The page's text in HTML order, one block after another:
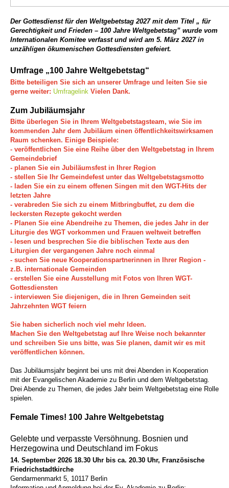
Der Gottesdienst für den Weltgebetstag 2027 mit dem Titel „ für
Gerechtigkeit und Frieden – 100 Jahre Weltgebetstag” wurde vom
Internationalen Komitee verfasst und wird am 5. März 2027 in
unzähligen ökumenischen Gottesdiensten gefeiert.
Umfrage „100 Jahre Weltgebetstag“
Bitte beteiligen Sie sich an unserer Umfrage und leiten Sie sie
gerne weiter: Umfragelink Vielen Dank.
Zum Jubiläumsjahr
Bitte überlegen Sie in Ihrem Weltgebetstagsteam, wie Sie im
kommenden Jahr dem Jubiläum einen öffentlichkeitswirksamen
Raum schenken. Einige Beispiele:
- veröffentlichen Sie eine Reihe über den Weltgebetstag in Ihrem
Gemeindebrief
- planen Sie ein Jubiläumsfest in Ihrer Region
- stellen Sie Ihr Gemeindefest unter das Weltgebetstagsmotto
- l aden Sie ein zu einem offenen Singen mit den WGT-Hits der
letzten Jahre
- verabreden Sie sich zu einem Mitbringbuffet, zu dem die
leckersten Rezepte gekocht werden
- Planen Sie eine Abendreihe zu Themen, die jedes Jahr in der
Liturgie des WGT vorkommen und Frauen weltweit betreffen
- lesen und besprechen Sie die biblischen Texte aus den
Liturgien der vergangenen Jahre noch einmal
- suchen Sie neue Kooperationspartnerinnen in Ihrer Region -
z.B. internationale Gemeinden
- erstellen Sie eine Ausstellung mit Fotos von Ihren WGT-
Gottesdiensten
- interviewen Sie diejenigen, die in Ihren Gemeinden seit
Jahrzehnten WGT feiern
Sie haben sicherlich noch viel mehr Ideen.
Machen Sie den Weltgebetstag auf Ihre Weise noch bekannter
und schreiben Sie uns bitte, was Sie planen, damit wir es mit
veröffentlichen können.
Das Jubiläumsjahr beginnt bei uns mit drei Abenden in Kooperation
mit der Evangelischen Akademie zu Berlin und dem Weltgebetstag.
Drei Abende zu Themen, die jedes Jahr beim Weltgebetstag eine Rolle
spielen.
Female Times! 100 Jahre Weltgebetstag
Gelebte und verpasste Versöhnung. Bosnien und
Herzegowina und Deutschland im Fokus
14. September 2026 18.30 Uhr bis ca. 20.30 Uhr, Französische
Friedrichstadtkirche
Gendarmenmarkt 5, 10117 Berlin